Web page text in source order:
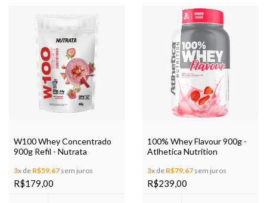
W100 Whey Concentrado
900g Refil - Nutrata
3x de R$59,67 sem juros
R$179,00
100% Whey Flavour 900g -
Atlhetica Nutrition
3x de R$79,67 sem juros
R$239,00